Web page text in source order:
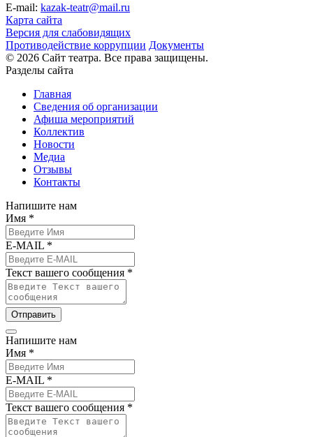
E-mail: kazak-teatr@mail.ru
Карта сайта
Версия для слабовидящих
Противодействие коррупции Документы
© 2026 Сайт театра. Все права защищены.
Разделы сайта
Главная
Сведения об организации
Афиша мероприятий
Коллектив
Новости
Медиа
Отзывы
Контакты
Напишите нам
Имя *
E-MAIL *
Текст вашего сообщения *
Отправить
Напишите нам
Имя *
E-MAIL *
Текст вашего сообщения *